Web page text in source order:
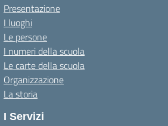
Presentazione
I luoghi
Le persone
I numeri della scuola
Le carte della scuola
Organizzazione
La storia
I Servizi